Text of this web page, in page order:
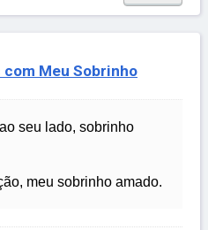
Meu Sobrinho
seu lado, sobrinho
meu sobrinho amado.